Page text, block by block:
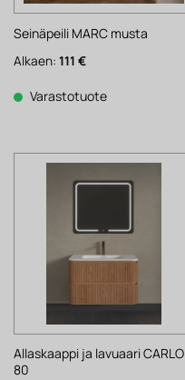
Seinäpeili MARC musta
Alkaen: 111 €
Varastotuote
Allaskaappi ja lavuaari CARLO
80